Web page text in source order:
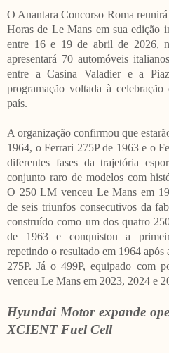
O Anantara Concorso Roma
Horas de Le Mans em sua edição
entre 16 e 19 de abril de 2026,
apresentará 70 automóveis
entre a Casina Valadier e a
programação voltada à
país.
A organização confirmou que
1964, o Ferrari 275P de 1963 e o
diferentes fases da trajetória
conjunto raro de modelos com
O 250 LM venceu Le Mans em
de seis triunfos consecutivos da
construído como um dos quatro
de 1963 e conquistou a
repetindo o resultado em 1964 após
275P. Já o 499P, equipado com
venceu Le Mans em 2023, 2024 e
Hyundai Motor expande
XCIENT Fuel Cell